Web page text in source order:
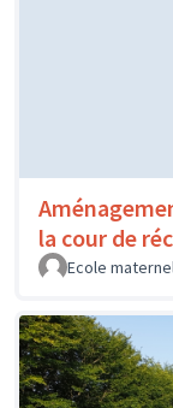
la cour de
Ecole